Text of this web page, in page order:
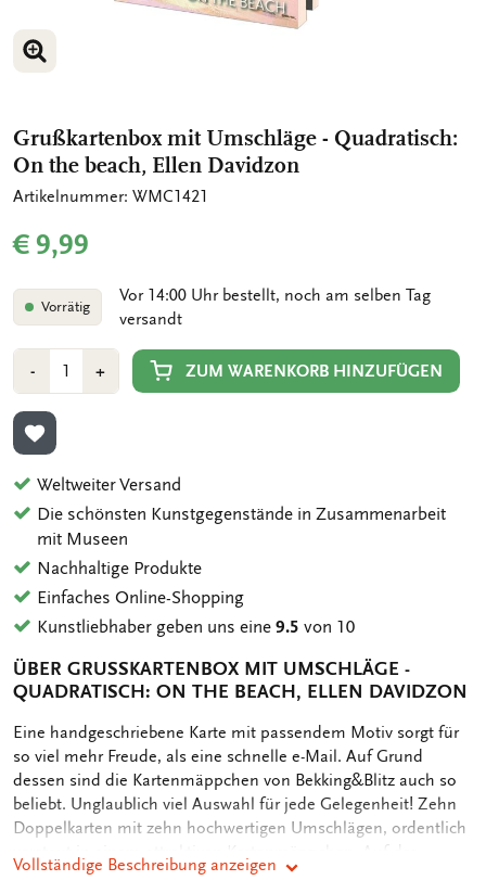
BILD VERGRÖSSERN
BILD VERGRÖSSERN
Grußkartenbox mit Umschläge - Quadratisch:
On the beach, Ellen Davidzon
Artikelnummer: WMC1421
€ 9,99
Vorrätig
Vor 14:00 Uhr bestellt, noch am selben Tag
versandt
-Min
1
Anzahl
+Plus
1
ZUM WARENKORB HINZUFÜGEN
ZUR WUNSCHLISTE HINZUFÜGEN
Weltweiter Versand
Die schönsten Kunstgegenstände in Zusammenarbeit
mit Museen
Nachhaltige Produkte
Einfaches Online-Shopping
Kunstliebhaber geben uns eine9.5 von 10
ÜBER GRUSSKARTENBOX MIT UMSCHLÄGE - Q
UADRATISCH: ON THE BEACH, ELLEN DAVIDZON
OMSCHRIJVING
Eine handgeschriebene Karte mit passendem Motiv sorgt für
so viel mehr Freude, als eine schnelle e-Mail. Auf Grund
dessen sind die Kartenmäppchen von Bekking&Blitz auch so
beliebt. Unglaublich viel Auswahl für jede Gelegenheit! Zehn
Doppelkarten mit zehn hochwertigen Umschlägen, ordentlich
verstaut in einem attraktiven Kartenmäppchen. Auf der
Rückseite des Mäppchens sind die verschiedenen Motive
Vollständige Beschreibung anzeigen